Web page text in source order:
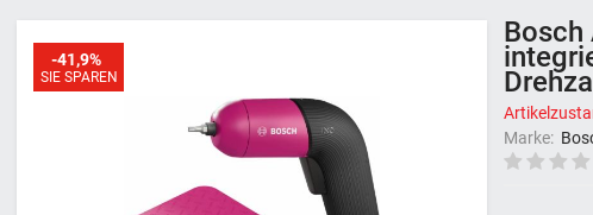
-41,9%
SIE SPAREN
Bosch
Marke: